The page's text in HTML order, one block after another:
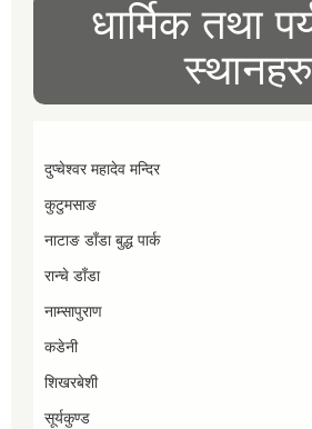
धार्मिक तथा
स्थानहरु
दुप्चेश्वर महादेव मन्दिर
कुटुमसाङ
नाटाङ डाँडा बुद्ध पार्क
रान्चे डाँडा
नाम्सापुराण
कडेनी
शिखरबेशी
सूर्यकुण्ड